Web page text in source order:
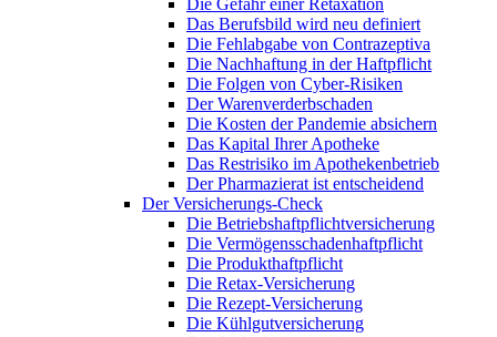
Die Gefahr einer Retaxation
Das Berufsbild wird neu definiert
Die Fehlabgabe von Contrazeptiva
Die Nachhaftung in der Haftpflicht
Die Folgen von Cyber-Risiken
Der Warenverderbschaden
Die Kosten der Pandemie absichern
Das Kapital Ihrer Apotheke
Das Restrisiko im Apothekenbetrieb
Der Pharmazierat ist entscheidend
Der Versicherungs-Check
Die Betriebshaftpflichtversicherung
Die Vermögensschadenhaftpflicht
Die Produkthaftpflicht
Die Retax-Versicherung
Die Rezept-Versicherung
Die Kühlgutversicherung